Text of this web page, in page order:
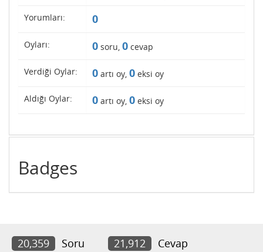
Yorumları: 0
Oyları: 0 soru, 0 cevap
Verdiği Oylar: 0 artı oy, 0 eksi oy
Aldığı Oylar: 0 artı oy, 0 eksi oy
Badges
20,359 Soru 21,912
Cevap